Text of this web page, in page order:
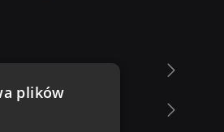
plików